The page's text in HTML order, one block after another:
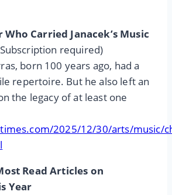
Carried Janacek’s Music
required)
born 100 years ago, had a
repertoire. But he also left an
the legacy of at least one
2025/12/30/arts/music/
Read Articles on
Year